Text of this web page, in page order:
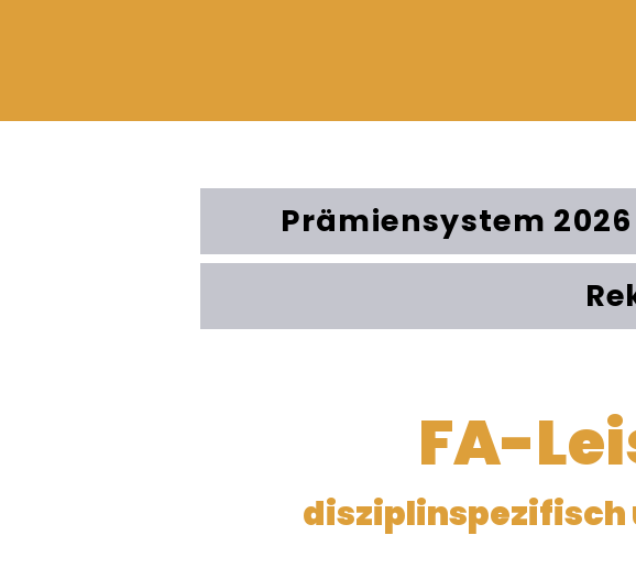
Prämiensystem 2026
FA-